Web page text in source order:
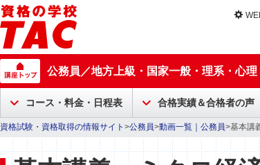
公務員／地方上級・国家一般・理系・心理
コース・料金・日程表 合格実績＆合格者の声
資格試験・資格取得の情報サイト >公務員>動画一覧｜公務員>基本講